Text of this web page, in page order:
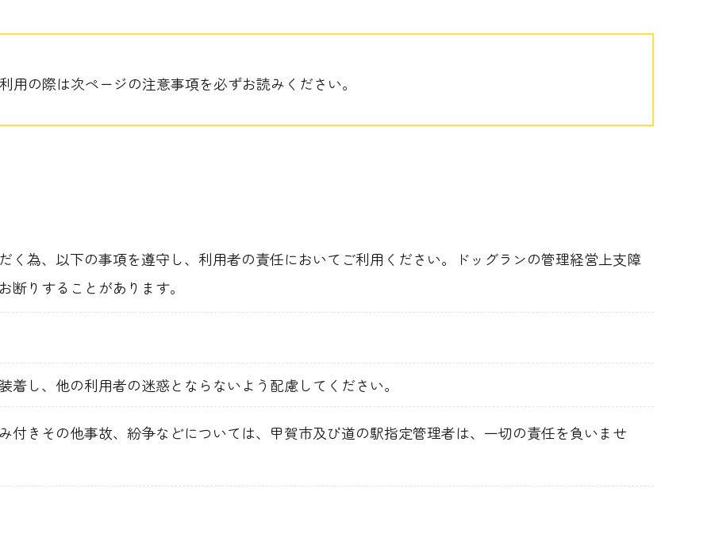
利用の際は次ページの注意事項を必ずお読みください。
く為、以下の事項を遵守し、利用者の責任においてご利用ください。ドッグランの管理経営上支障
りすることがあります。
し、他の利用者の迷惑とならないよう配慮してください。
付きその他事故、紛争などについては、甲賀市及び道の駅指定管理者は、一切の責任を負いませ